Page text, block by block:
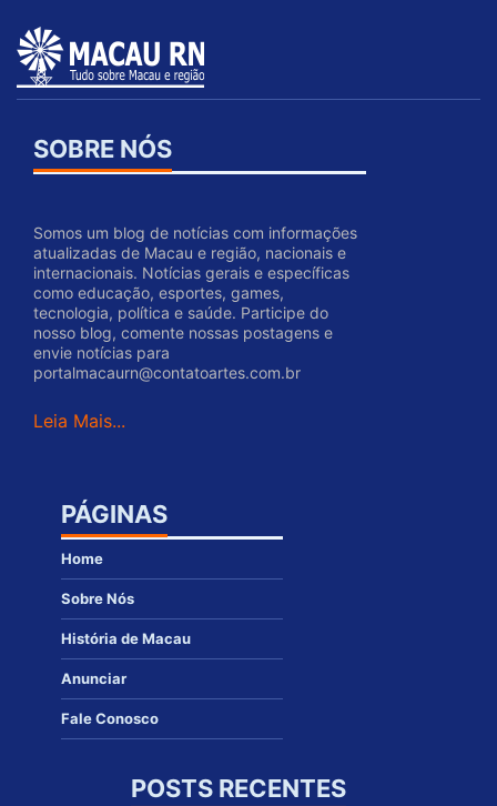
SOBRE NÓS
Somos um blog de notícias com informações
atualizadas de Macau e região, nacionais e
internacionais. Notícias gerais e específicas
como educação, esportes, games,
tecnologia, política e saúde. Participe do
nosso blog, comente nossas postagens e
envie notícias para
portalmacaurn@contatoartes.com.br
Leia Mais...
PÁGINAS
Home
Sobre Nós
História de Macau
Anunciar
Fale Conosco
POSTS RECENTES